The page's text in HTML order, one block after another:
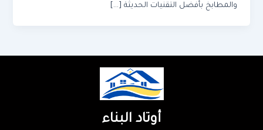
والمطابخ بأفضل التقنيات الحديثة […]
أوتاد البناء